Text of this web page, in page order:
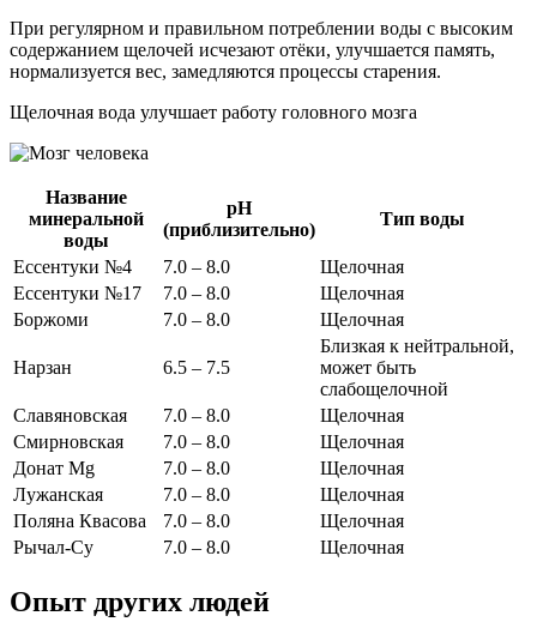
При регулярном и правильном потреблении воды с высоким
содержанием щелочей исчезают отёки, улучшается память,
нормализуется вес, замедляются процессы старения.
Щелочная вода улучшает работу головного мозга
Название
минеральной
воды
pH
(приблизительно)
Тип воды
Ессентуки №4 7.0 – 8.0
Щелочная
Ессентуки №17
7.0 – 8.0
Щелочная
Боржоми
7.0 – 8.0 Щелочная
Нарзан 6.5 – 7.5
Близкая к нейтральной,
может быть
слабощелочной
Славяновская
7.0 – 8.0
Щелочная
Смирновская
7.0 – 8.0
Щелочная
Донат Mg
7.0 – 8.0
Щелочная
Лужанская
7.0 – 8.0
Щелочная
Поляна Квасова
7.0 – 8.0
Щелочная
Рычал-Су
7.0 – 8.0 Щелочная
Опыт других людей